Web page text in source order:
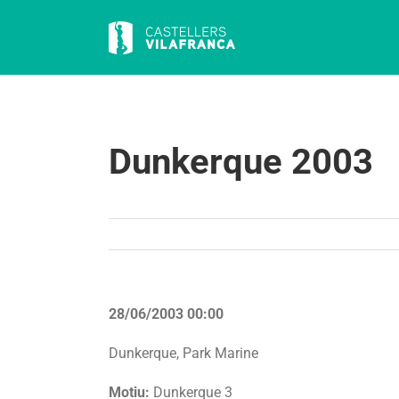
Dunkerque 2003
28/06/2003 00:00
Dunkerque, Park Marine
Motiu: Dunkerque 3